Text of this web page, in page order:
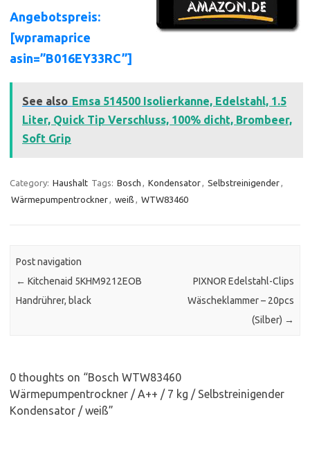
Angebotspreis:
[wpramaprice
asin=”B016EY33RC”]
See also Emsa 514500 Isolierkanne, Edelstahl, 1.5
Liter, Quick Tip Verschluss, 100% dicht, Brombeer,
Soft Grip
Category: Haushalt Tags: Bosch , Kondensator, Selbstreinigender,
Wärmepumpentrockner, weiß , WTW83460
Post navigation
← Kitchenaid 5KHM9212EOB
Handrührer, black
PIXNOR Edelstahl-Clips
Wäscheklammer – 20pcs
(Silber) →
0 thoughts on “Bosch WTW83460
Wärmepumpentrockner / A++ / 7 kg / Selbstreinigender
Kondensator / weiß”